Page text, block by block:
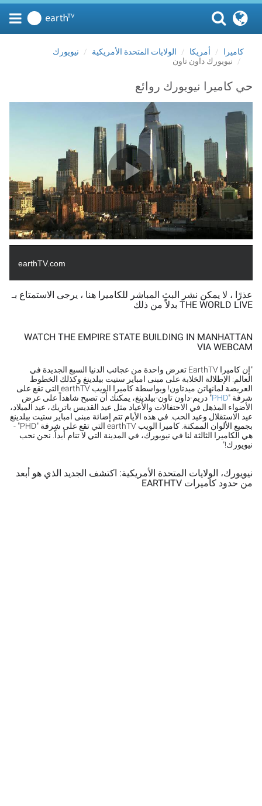
كاميرا أمريكا الولايات المتحدة الأمريكية
نيويورك
نيويورك داون تاون
حي كاميرا نيويورك روائع
Play Video
earthTV.com
عذرًا ، لا يمكن نشر البث المباشر للكاميرا هنا ، يرجى الاستمتاع بـ
THE WORLD LIVE بدلاً من ذلك
WATCH THE EMPIRE STATE BUILDING IN MANHATTAN
VIA WEBCAM
"إن كاميرا EarthTV تعرض واحدة من عجائب الدنيا السبع الجديدة في
العالم: الإطلالة الخلابة على مبنى امباير ستيت بيلدينغ وكذلك الخطوط
العريضة لمانهاتن ميدتاون! وبواسطة كاميرا الويب earthTV التي تقع على
شرفة "PHD" دريم-داون تاون-بيلدينغ، يمكنك أن تصبح شاهداً على عرض
الأضواء المذهل في الاحتفالات والأعياد مثل عيد القديس باتريك، عيد الميلاد،
عيد الاستقلال وعيد الحب. في هذه الأيام تتم إضائة مبنى امباير ستيت بيلدينغ
بجميع الألوان الممكنة. كاميرا الويب earthTV التي تقع على شرفة "PHD" -
هي الكاميرا الثالثة لنا في نيويورك، في المدينة التي لا تنام أبداً. نحن نحب
نيويورك!"
نيويورك، الولايات المتحدة الأمريكية: اكتشف الجديد الذي هو أبعد
من حدود كاميرات EARTHTV